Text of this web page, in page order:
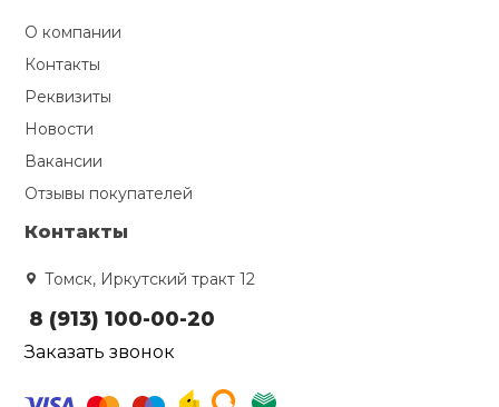
О компании
Контакты
Реквизиты
Новости
Вакансии
Отзывы покупателей
Контакты
Томск, Иркутский тракт 12
8 (913) 100-00-20
Заказать звонок